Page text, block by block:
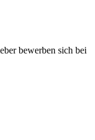
bewerben sich bei